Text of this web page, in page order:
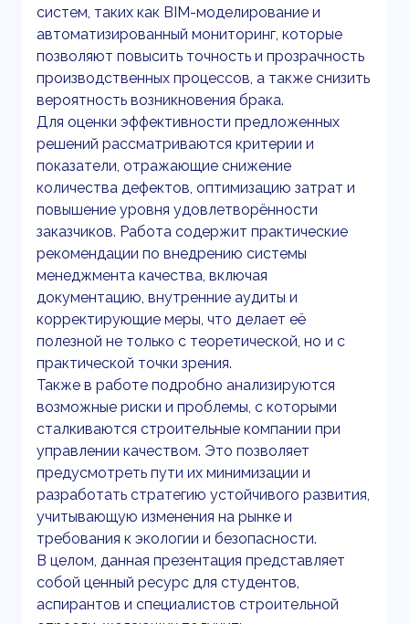
систем, таких как BIM-моделирование и
автоматизированный мониторинг, которые
позволяют повысить точность и прозрачность
производственных процессов, а также снизить
вероятность возникновения брака.
Для оценки эффективности предложенных
решений рассматриваются критерии и
показатели, отражающие снижение
количества дефектов, оптимизацию затрат и
повышение уровня удовлетворённости
заказчиков. Работа содержит практические
рекомендации по внедрению системы
менеджмента качества, включая
документацию, внутренние аудиты и
корректирующие меры, что делает её
полезной не только с теоретической, но и с
практической точки зрения.
Также в работе подробно анализируются
возможные риски и проблемы, с которыми
сталкиваются строительные компании при
управлении качеством. Это позволяет
предусмотреть пути их минимизации и
разработать стратегию устойчивого развития,
учитывающую изменения на рынке и
требования к экологии и безопасности.
В целом, данная презентация представляет
собой ценный ресурс для студентов,
аспирантов и специалистов строительной